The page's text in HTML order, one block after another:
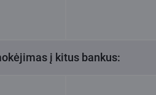
į kitus bankus: